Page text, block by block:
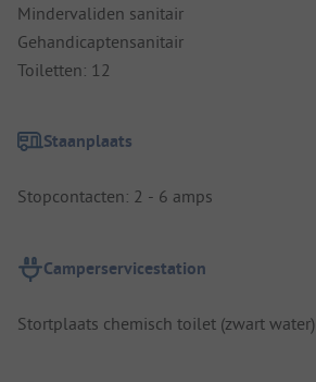
Mindervaliden sanitair
Gehandicaptensanitair
Toiletten: 12
Staanplaats
Stopcontacten: 2 - 6 amps
Camperservicestation
Stortplaats chemisch toilet (zwart water)